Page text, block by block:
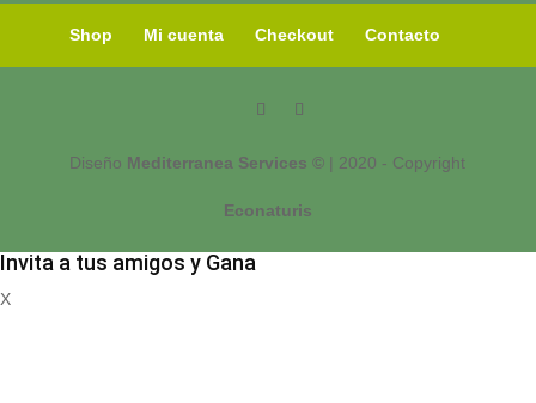
Shop Mi cuenta Checkout Contacto
Diseño Mediterranea Services © | 2020 - Copyright
Econaturis
Invita a tus amigos y Gana
X